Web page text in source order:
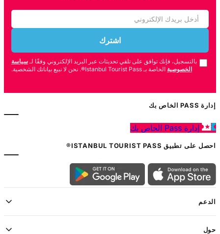
اشترك
بالتسجيل، فإنك توافق على تلقي تحديثات عبر البريد الإلكتروني وفقًا لـسياسة
الخصوصية الخاصة بـ Istanbul Tourist Pass®. نحن لا نبيع بياناتك الشخصية.
إدارة PASS الخاص بك
إدارة Pass الخاص بك
احصل على تطبيق ISTANBUL TOURIST PASS®
الدعم
حول